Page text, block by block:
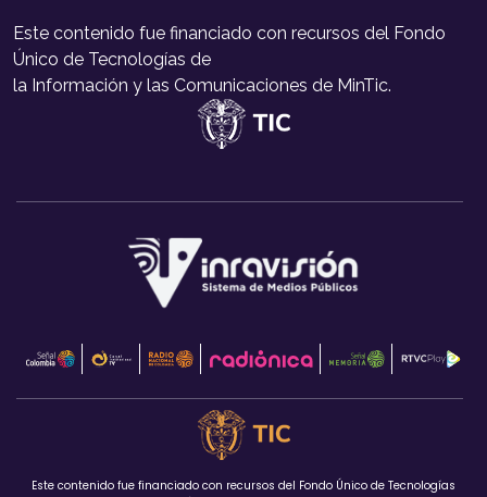
Este contenido fue financiado con recursos del Fondo
Único de Tecnologías de
la Información y las Comunicaciones de MinTic.
Este contenido fue financiado con recursos del Fondo Único de Tecnologías